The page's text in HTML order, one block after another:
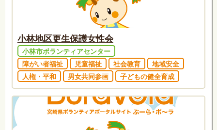
小林地区更生保護女性会
小林市ボランティアセンター
障がい者福祉
児童福祉 社会教育
地域安全
人権・平和
男女共同参画 子どもの健全育成